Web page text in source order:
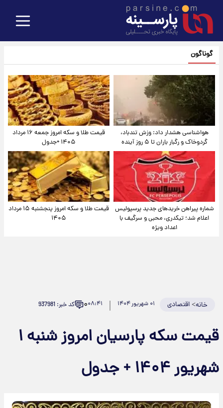
گوناگون
هواشناسی هشدار داد: وزش تندباد،
گردوخاک و رگبار باران تا ۵ روز آینده
قیمت طلا و سکه امروز جمعه ۱۶ مرداد
۱۴۰۵ +جدول
شماره پیراهن خریدهای جدید پرسپولیس
اعلام شد؛ تیکدری، محبی و سرگیف با
اعداد ویژه
قیمت طلا و سکه امروز پنجشنبه ۱۵ مرداد
۱۴۰۵
خانه>اقتصادی ۰۱ شهریور ۱۴۰۴ ۰۸:۴۱۰ کد خبر: 937981
قیمت سکه پارسیان امروز شنبه ۱
شهریور ۱۴۰۴ + جدول